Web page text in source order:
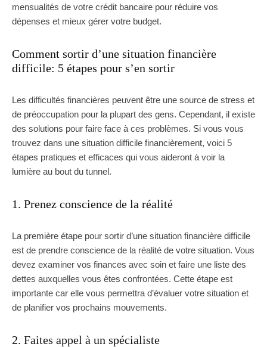
mensualités de votre crédit bancaire pour réduire vos
dépenses et mieux gérer votre budget.
Comment sortir d’une situation financière
difficile: 5 étapes pour s’en sortir
Les difficultés financières peuvent être une source de stress et
de préoccupation pour la plupart des gens. Cependant, il existe
des solutions pour faire face à ces problèmes. Si vous vous
trouvez dans une situation difficile financièrement, voici 5
étapes pratiques et efficaces qui vous aideront à voir la
lumière au bout du tunnel.
1. Prenez conscience de la réalité
La première étape pour sortir d’une situation financière difficile
est de prendre conscience de la réalité de votre situation. Vous
devez examiner vos finances avec soin et faire une liste des
dettes auxquelles vous êtes confrontées. Cette étape est
importante car elle vous permettra d’évaluer votre situation et
de planifier vos prochains mouvements.
2. Faites appel à un spécialiste